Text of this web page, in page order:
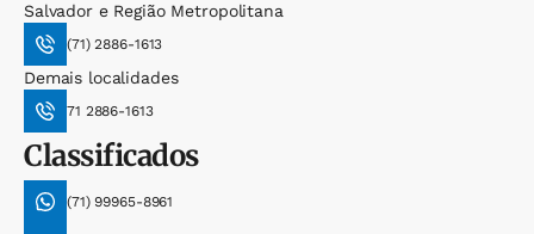
Salvador e Região Metropolitana
(71) 2886-1613
Demais localidades
71 2886-1613
Classificados
(71) 99965-8961